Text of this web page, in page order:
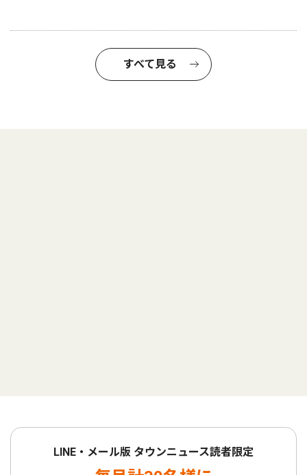
すべて見る
LINE・メール版 タウンニュース読者限定